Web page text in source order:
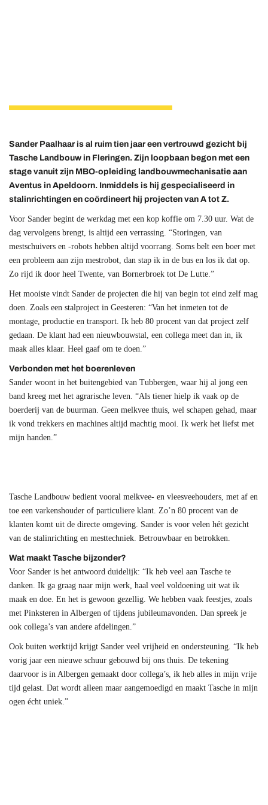
Sander Paalhaar is al ruim tien jaar een vertrouwd gezicht bij
Tasche Landbouw in Fleringen. Zijn loopbaan begon met een
stage vanuit zijn MBO-opleiding landbouwmechanisatie aan
Aventus in Apeldoorn. Inmiddels is hij gespecialiseerd in
stalinrichtingen en coördineert hij projecten van A tot Z.
Voor Sander begint de werkdag met een kop koffie om 7.30 uur. Wat de
dag vervolgens brengt, is altijd een verrassing. “Storingen, van
mestschuivers en -robots hebben altijd voorrang. Soms belt een boer met
een probleem aan zijn mestrobot, dan stap ik in de bus en los ik dat op.
Zo rijd ik door heel Twente, van Bornerbroek tot De Lutte.”
Het mooiste vindt Sander de projecten die hij van begin tot eind zelf mag
doen. Zoals een stalproject in Geesteren: “Van het inmeten tot de
montage, productie en transport. Ik heb 80 procent van dat project zelf
gedaan. De klant had een nieuwbouwstal, een collega meet dan in, ik
maak alles klaar. Heel gaaf om te doen.”
Verbonden met het boerenleven
Sander woont in het buitengebied van Tubbergen, waar hij al jong een
band kreeg met het agrarische leven. “Als tiener hielp ik vaak op de
boerderij van de buurman. Geen melkvee thuis, wel schapen gehad, maar
ik vond trekkers en machines altijd machtig mooi. Ik werk het liefst met
mijn handen.”
Tasche Landbouw bedient vooral melkvee- en vleesveehouders, met af en
toe een varkenshouder of particuliere klant. Zo’n 80 procent van de
klanten komt uit de directe omgeving. Sander is voor velen hét gezicht
van de stalinrichting en mesttechniek. Betrouwbaar en betrokken.
Wat maakt Tasche bijzonder?
Voor Sander is het antwoord duidelijk: “Ik heb veel aan Tasche te
danken. Ik ga graag naar mijn werk, haal veel voldoening uit wat ik
maak en doe. En het is gewoon gezellig. We hebben vaak feestjes, zoals
met Pinksteren in Albergen of tijdens jubileumavonden. Dan spreek je
ook collega’s van andere afdelingen.”
Ook buiten werktijd krijgt Sander veel vrijheid en ondersteuning. “Ik heb
vorig jaar een nieuwe schuur gebouwd bij ons thuis. De tekening
daarvoor is in Albergen gemaakt door collega’s, ik heb alles in mijn vrije
tijd gelast. Dat wordt alleen maar aangemoedigd en maakt Tasche in mijn
ogen écht uniek.”